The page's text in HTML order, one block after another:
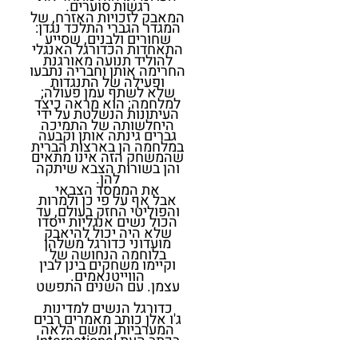
המאבק לזכויות האזרח, של
שחורים ולבנים, שסייע
להוליד תנועה מאורגנת
ופעילה של התנגדות
למלחמה; הוא מראה כיצד
היחלשותה של התמיכה
במלחמה הן בארצות הברית
והן בשורות הצבא שיתקה
את הממסד הצבאי
והפוליטי החזק בעולם, עד
שלא היה יכול להיאבק
בלוחמה הנחושה של
הווייטנאמים.
ג'ו אלן כותב מאמרים רבים
רגשות סוערים.
המגדר הגברי התלכד נגדן:
התאחדות הכדורגל האנגלי
החרימה אותן וחבריה נתבעו
שלא לשתף עמן פעולה;
העיתונות הנשלטת על ידי
גברים גינתה אותן וקבעה
שהמשחק הזה אינו מתאים
להן.
אבל אף על פי כן ולמרות
הכול נשים אנגליות ייסדו
מועדוני כדורגל משלהן
וקיימו משחקים בינן לבין
עצמן. עם השנים התפשט
כדורגל הנשים למדינות
המערביות, ומשם הלאה